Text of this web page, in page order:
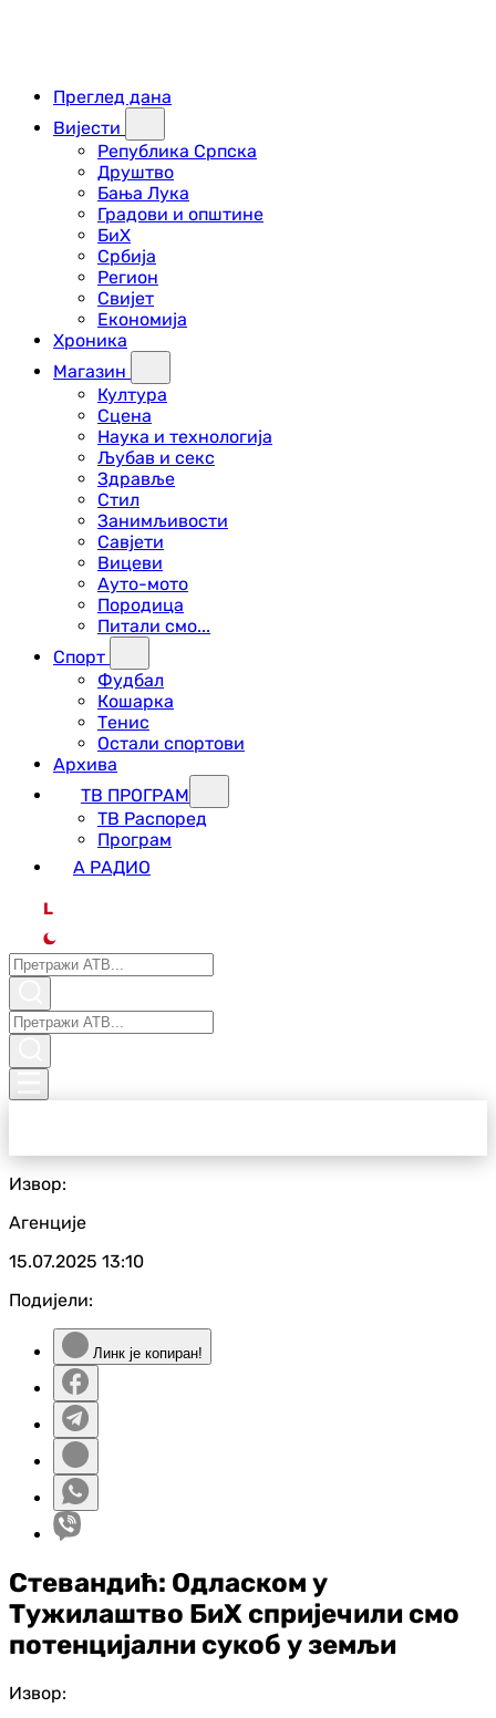
Преглед дана
Вијести
Република Српска
Друштво
Бања Лука
Градови и општине
БиХ
Србија
Регион
Свијет
Економија
Хроника
Магазин
Култура
Сцена
Наука и технологија
Љубав и секс
Здравље
Стил
Занимљивости
Савјети
Вицеви
Ауто-мото
Породица
Питали смо...
Спорт
Фудбал
Кошарка
Тенис
Остали спортови
Архива
ТВ ПРОГРАМ
ТВ Распоред
Програм
А РАДИО
L
Извор:
Агенције
15.07.2025 13:10
Подијели:
Линк је копиран!
Стевандић: Одласком у
Тужилаштво БиХ спријечили смо
потенцијални сукоб у земљи
Извор: